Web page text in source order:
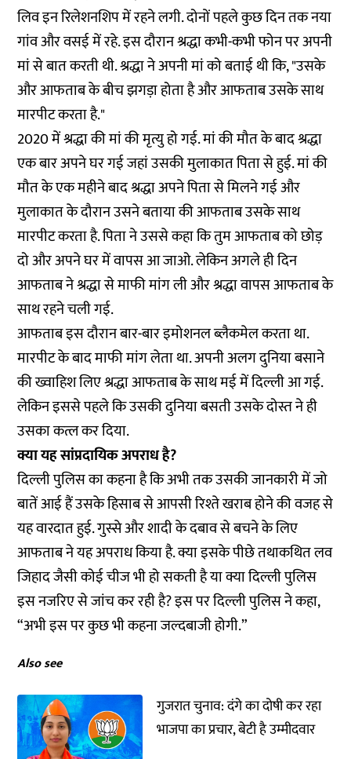
लिव इन रिलेशनशिप में रहने लगी. दोनों पहले कुछ दिन तक नया
गांव और वसई में रहे. इस दौरान श्रद्धा कभी-कभी फोन पर अपनी
मां से बात करती थी. श्रद्धा ने अपनी मां को बताई थी कि, "उसके
और आफताब के बीच झगड़ा होता है और आफताब उसके साथ
मारपीट करता है."
2020 में श्रद्धा की मां की मृत्यु हो गई. मां की मौत के बाद श्रद्धा
एक बार अपने घर गई जहां उसकी मुलाकात पिता से हुई. मां की
मौत के एक महीने बाद श्रद्धा अपने पिता से मिलने गई और
मुलाकात के दौरान उसने बताया की आफताब उसके साथ
मारपीट करता है. पिता ने उससे कहा कि तुम आफताब को छोड़
दो और अपने घर में वापस आ जाओ. लेकिन अगले ही दिन
आफताब ने श्रद्धा से माफी मांग ली और श्रद्धा वापस आफताब के
साथ रहने चली गई.
आफताब इस दौरान बार-बार इमोशनल ब्लैकमेल करता था.
मारपीट के बाद माफी मांग लेता था. अपनी अलग दुनिया बसाने
की ख्वाहिश लिए श्रद्धा आफताब के साथ मई में दिल्ली आ गई.
लेकिन इससे पहले कि उसकी दुनिया बसती उसके दोस्त ने ही
उसका कत्ल कर दिया.
क्या यह सांप्रदायिक अपराध है?
दिल्ली पुलिस का कहना है कि अभी तक उसकी जानकारी में जो
बातें आई हैं उसके हिसाब से आपसी रिश्ते खराब होने की वजह से
यह वारदात हुई. गुस्से और शादी के दबाव से बचने के लिए
आफताब ने यह अपराध किया है. क्या इसके पीछे तथाकथित लव
जिहाद जैसी कोई चीज भी हो सकती है या क्या दिल्ली पुलिस
इस नजरिए से जांच कर रही है? इस पर दिल्ली पुलिस ने कहा,
“अभी इस पर कुछ भी कहना जल्दबाजी होगी.”
Also see
गुजरात चुनाव: दंगे का दोषी कर रहा
भाजपा का प्रचार, बेटी है उम्मीदवार